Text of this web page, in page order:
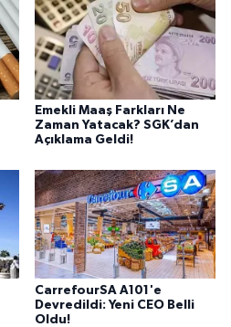
Emekli Maaş Farkları Ne
Zaman Yatacak? SGK’dan
Açıklama Geldi!
CarrefourSA A101'e
Devredildi: Yeni CEO Belli
Oldu!